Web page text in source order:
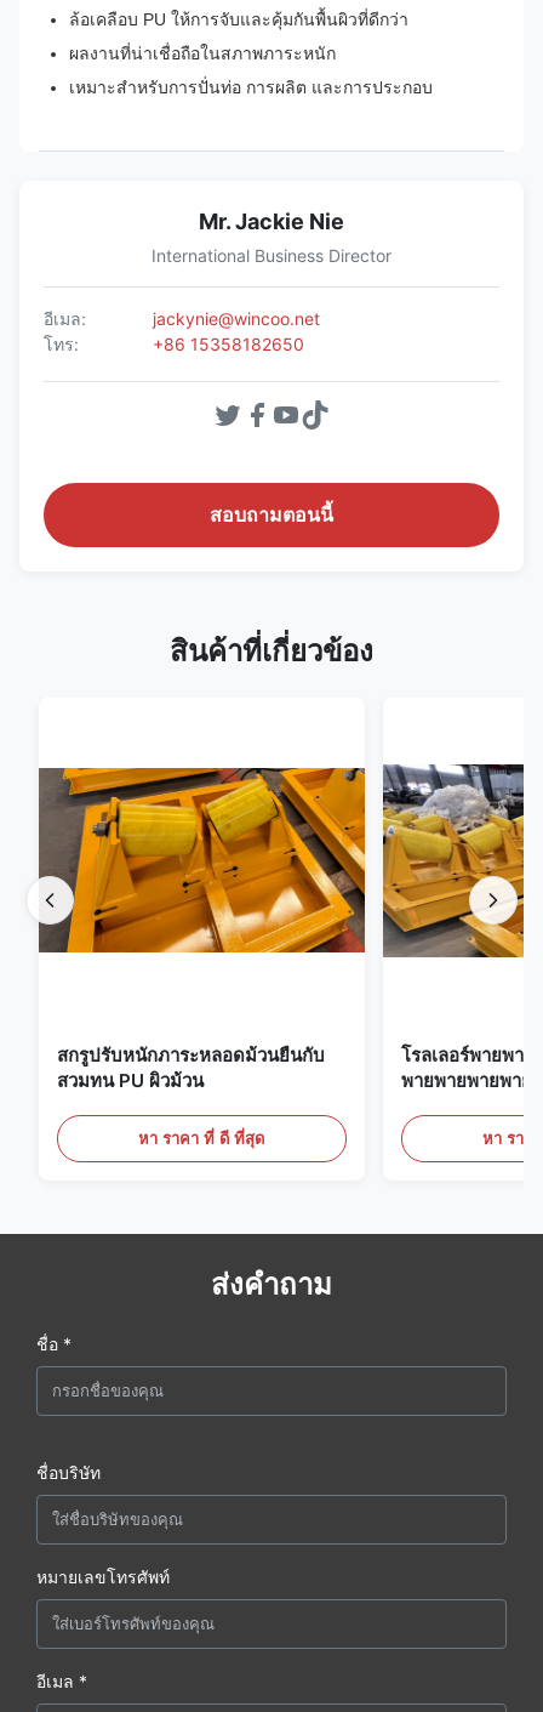
ล้อเคลือบ PU ให้การจับและคุ้มกันพื้นผิวที่ดีกว่า
ผลงานที่น่าเชื่อถือในสภาพภาระหนัก
เหมาะสําหรับการปั่นท่อ การผลิต และการประกอบ
Mr. Jackie Nie
International Business Director
อีเมล:
jackynie@wincoo.net
โทร:
+86 15358182650
สอบถามตอนนี้
สินค้าที่เกี่ยวข้อง
สกรูปรับหนักภาระหลอดม้วนยืนกับ
สวมทน PU ผิวม้วน
หา ราคา ที่ ดี ที่สุด
โรลเลอร์พายพา
พายพายพายพาย
หา ราค
ส่งคำถาม
ชื่อ *
ชื่อบริษัท
หมายเลขโทรศัพท์
อีเมล *